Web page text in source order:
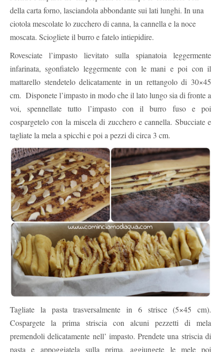
della carta forno, lasciandola abbondante sui lati lunghi. In una
ciotola mescolate lo zucchero di canna, la cannella e la noce
moscata. Sciogliete il burro e fatelo intiepidire.
Rovesciate l’impasto lievitato sulla spianatoia leggermente
infarinata, sgonfiatelo leggermente con le mani e poi con il
mattarello stendetelo delicatamente in un rettangolo di 30×45
cm. Disponete l’impasto in modo che il lato lungo sia di fronte a
voi, spennellate tutto l’impasto con il burro fuso e poi
cospargetelo con la miscela di zucchero e cannella. Sbucciate e
tagliate la mela a spicchi e poi a pezzi di circa 3 cm.
Tagliate la pasta trasversalmente in 6 strisce (5×45 cm).
Cospargete la prima striscia con alcuni pezzetti di mela
premendoli delicatamente nell’ impasto. Prendete una striscia di
pasta e appoggiatela sulla prima, aggiungete le mele poi